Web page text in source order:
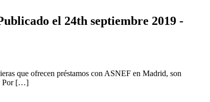
el 24th septiembre 2019 -
que ofrecen préstamos con ASNEF en Madrid, son
Por […]